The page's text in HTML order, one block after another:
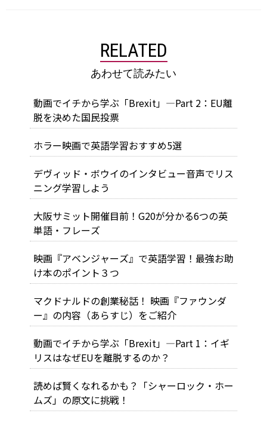
RELATED
あわせて読みたい
動画でイチから学ぶ「Brexit」―Part 2：EU離
脱を決めた国民投票
ホラー映画で英語学習おすすめ5選
デヴィッド・ボウイのインタビュー音声でリス
ニング学習しよう
大阪サミット開催目前！G20が分かる6つの英
単語・フレーズ
映画『アベンジャーズ』で英語学習！最強お助
け本のポイント３つ
マクドナルドの創業秘話！ 映画『ファウンダ
ー』の内容（あらすじ）をご紹介
動画でイチから学ぶ「Brexit」―Part 1：イギ
リスはなぜEUを離脱するのか？
読めば賢くなれるかも？「シャーロック・ホー
ムズ」の原文に挑戦！